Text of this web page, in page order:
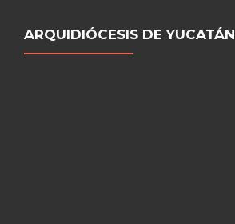
ARQUIDIÓCESIS DE YUCATÁN